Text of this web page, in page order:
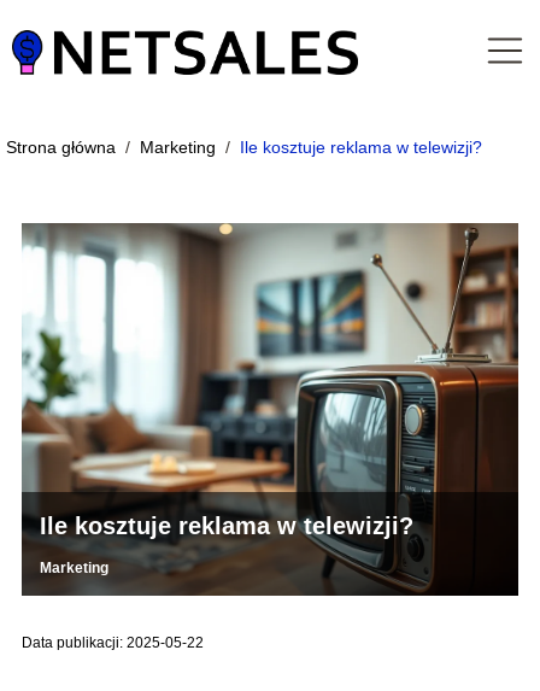
Strona główna / Marketing / Ile kosztuje reklama w telewizji?
Ile kosztuje reklama w telewizji?
Marketing
Data publikacji: 2025-05-22